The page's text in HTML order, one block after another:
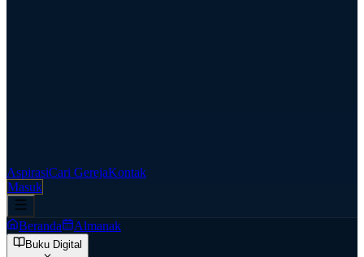
AspirasiCari GerejaKontak
Masuk
Beranda Almanak
Buku Digital